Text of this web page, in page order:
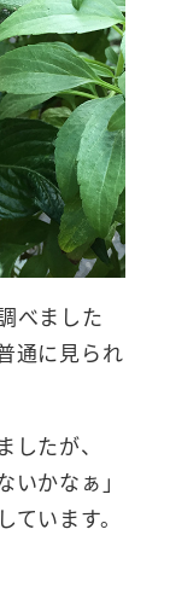
べました
通に見られ
たが、
いかなぁ」
います。